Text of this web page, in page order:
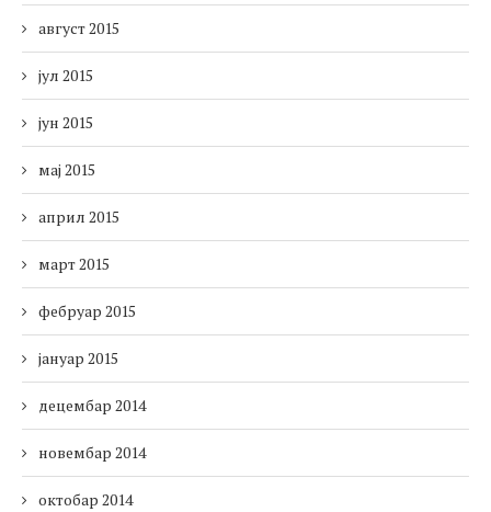
август 2015
јул 2015
јун 2015
мај 2015
април 2015
март 2015
фебруар 2015
јануар 2015
децембар 2014
новембар 2014
октобар 2014